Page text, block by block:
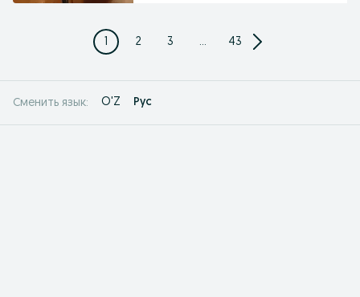
1 2 3 ... 43
Сменить язык: O'Z Рус